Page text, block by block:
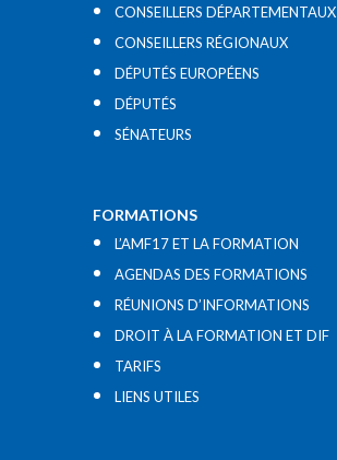
CONSEILLERS DÉPARTEMENTAUX
CONSEILLERS RÉGIONAUX
DÉPUTÉS EUROPÉENS
DÉPUTÉS
SÉNATEURS
FORMATIONS
L’AMF17 ET LA FORMATION
AGENDAS DES FORMATIONS
RÉUNIONS D’INFORMATIONS
DROIT À LA FORMATION ET DIF
TARIFS
LIENS UTILES​